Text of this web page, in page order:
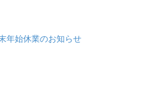
始休業のお知らせ